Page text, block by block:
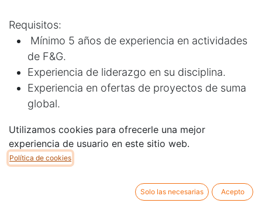
Requisitos:
Mínimo 5 años de experiencia en actividades
de F&G.
Experiencia de liderazgo en su disciplina.
Experiencia en ofertas de proyectos de suma
global.
incendios.
Manejo del software SPI.
Manejo de las regulaciones aplicables (NFPA,
Utilizamos cookies para ofrecerle una mejor
experiencia de usuario en este sitio web.
Política de cookies
Solo las necesarias Acepto